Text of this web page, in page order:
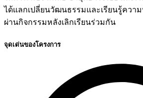
ได้แลกเปลี่ยนวัฒนธรรมและเรียนรู้ควา
ผ่านกิจกรรมหลังเลิกเรียนร่วมกัน
จุดเด่นของโครงการ